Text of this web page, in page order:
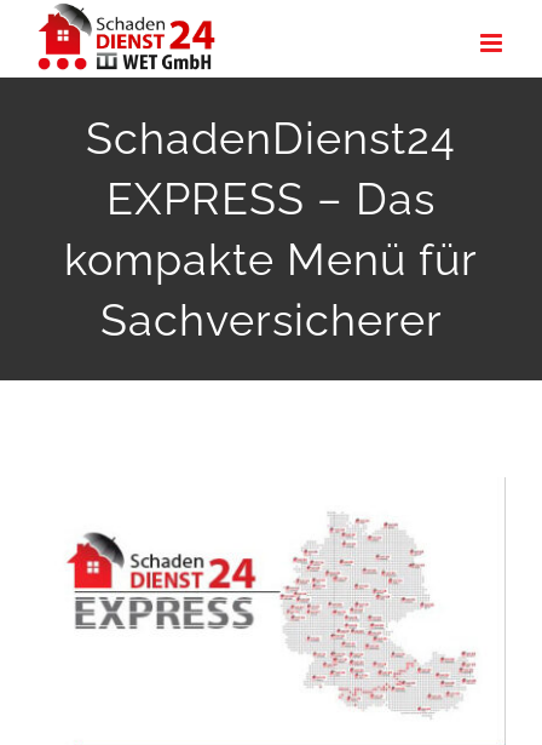
Inhalt
SchadenDienst24
EXPRESS – Das
kompakte Menü für
Sachversicherer